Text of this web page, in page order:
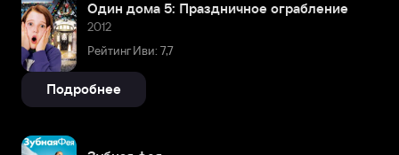
Один дома 5: Праздничное ограбление
2012
Рейтинг Иви: 7,7
Подробнее